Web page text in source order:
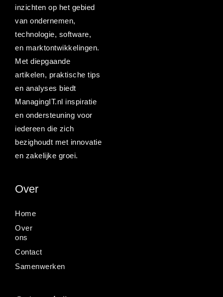
inzichten op het gebied
van ondernemen,
technologie, software,
en marktontwikkelingen.
Met diepgaande
artikelen, praktische tips
en analyses biedt
ManagingIT.nl inspiratie
en ondersteuning voor
iedereen die zich
bezighoudt met innovatie
en zakelijke groei.
Over
Home
Over
ons
Contact
Samenwerken